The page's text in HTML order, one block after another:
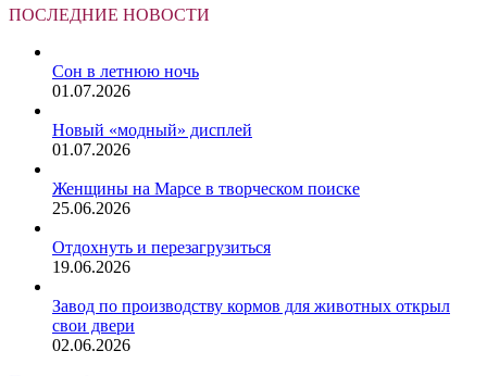
ПОСЛЕДНИЕ НОВОСТИ
Сон в летнюю ночь
01.07.2026
Новый «модный» дисплей
01.07.2026
Женщины на Марсе в творческом поиске
25.06.2026
Отдохнуть и перезагрузиться
19.06.2026
Завод по производству кормов для животных открыл
свои двери
02.06.2026